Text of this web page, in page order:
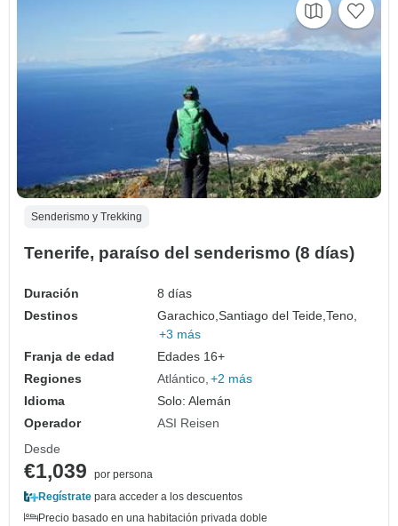
Senderismo y Trekking
Tenerife, paraíso del senderismo (8 días)
Duración
8 días
Destinos
Garachico,Santiago del Teide,Teno,
+3 más
Franja de edad
Edades 16+
Regiones
Atlántico +2 más
Idioma
Solo: Alemán
Operador
ASI Reisen
Desde
€1,039
por persona
Regístrate para acceder a los descuentos
Precio basado en una habitación privada doble